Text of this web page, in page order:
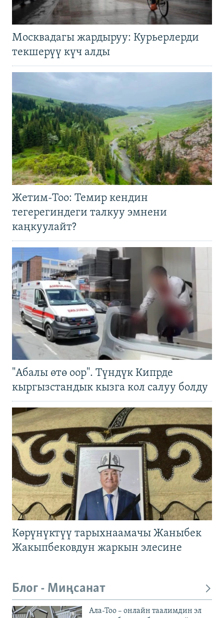
Москвадагы жардыруу: Курьерлерди
текшерүү күч алды
Жетим-Тоо: Темир кендин
тегерегиндеги талкуу эмнени
каңкуулайт?
"Абалы өтө оор". Түндүк Кипрде
кыргызстандык кызга кол салуу болду
Көрүнүктүү тарыхнаамачы Жаныбек
Жакыпбековдун жаркын элесине
Блог - Миңсанат
Ала-Тоо – онлайн таалимдин эл